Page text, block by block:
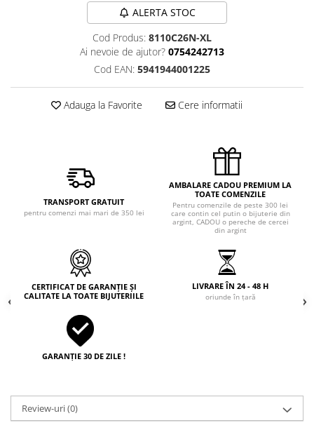
ALERTA STOC
Cod Produs: 8110C26N-XL
Ai nevoie de ajutor? 0754242713
Cod EAN: 5941944001225
Adauga la Favorite Cere informatii
TRANSPORT GRATUIT
pentru comenzi mai mari de 350 lei
AMBALARE CADOU PREMIUM LA
TOATE COMENZILE
Pentru comenzile de peste 300 lei
care contin cel putin o bijuterie din
argint, CADOU o pereche de cercei
din argint
CERTIFICAT DE GARANȚIE ȘI
CALITATE LA TOATE BIJUTERIILE
LIVRARE ÎN 24 - 48 H
oriunde în țară
GARANȚIE 30 DE ZILE !
Review-uri(0)